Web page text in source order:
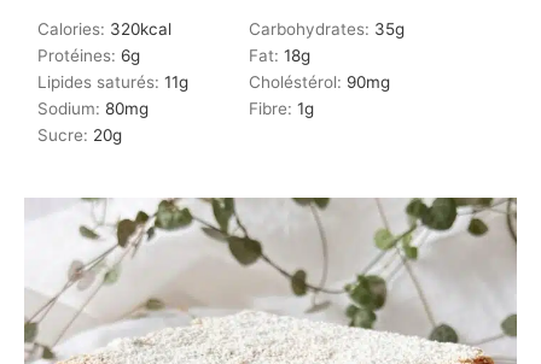
Calories: 320kcal Carbohydrates: 35g
Protéines: 6g Fat: 18g
Lipides saturés: 11g Choléstérol: 90mg
Sodium: 80mg Fibre: 1g
Sucre: 20g